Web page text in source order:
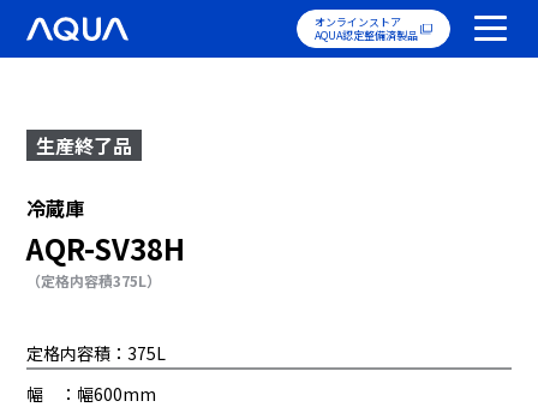
オンラインストア
AQUA認定整備済製品
生産終了品
冷蔵庫
AQR-SV38H
（定格内容積375L）
定格内容積：375L
幅 ：幅600mm